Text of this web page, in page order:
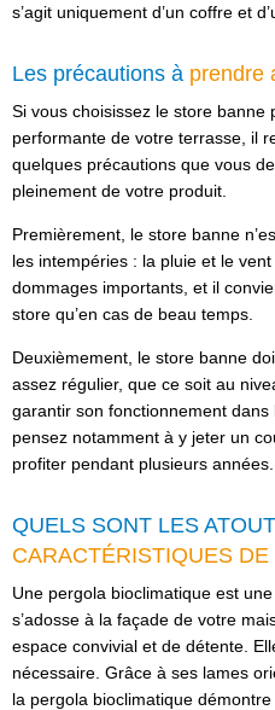
s’agit uniquement d’un coffre et
Les précautions à prendre
Si vous choisissez le store banne
performante de votre terrasse, il
quelques précautions que vous
pleinement de votre produit.
Premièrement, le store banne
les intempéries : la pluie et le
dommages importants, et il
store qu’en cas de beau temps.
Deuxièmement, le store banne
assez régulier, que ce soit au
garantir son fonctionnement dans
pensez notamment à y jeter un
profiter pendant plusieurs années.
QUELS SONT LES
CARACTÉRISTIQUES
Une pergola bioclimatique est
s’adosse à la façade de votre
espace convivial et de détente.
nécessaire. Grâce à ses lames
la pergola bioclimatique